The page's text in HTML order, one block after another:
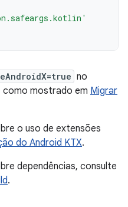
no
como mostrado em Migrar
o uso de extensões
do Android KTX.
dependências, consulte
.